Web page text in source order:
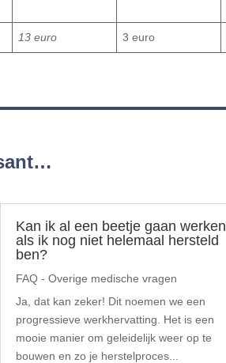
13 euro 3 euro
Kan ik al een beetje gaan werken
als ik nog niet helemaal hersteld
ben?
FAQ - Overige medische vragen
Ja, dat kan zeker! Dit noemen we een
progressieve werkhervatting. Het is een
mooie manier om geleidelijk weer op te
bouwen en zo je herstelproces...